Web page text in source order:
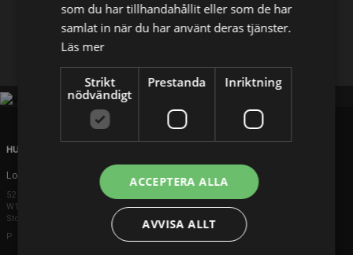
E-postadress
HUVUDKONTOR
London
52 Brook Street
W1K 5DS London
Storbritannien
P: +44 203 608 8181
som du har tillhandahållit eller som de har
samlat in när du har använt deras tjänster.
Läs mer
Strikt
nödvändigt
Prestanda Inriktning
ACCEPTERA ALLA
AVVISA ALLT